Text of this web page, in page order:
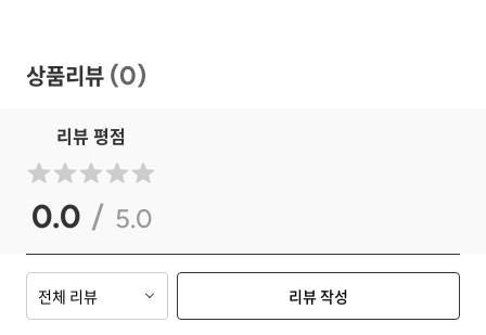
상품리뷰 (0)
리뷰 평점
0.0 / 5.0
전체 리뷰 리뷰 작성